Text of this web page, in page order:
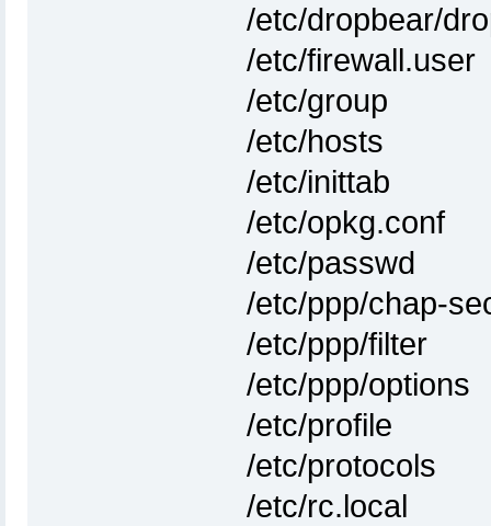
/etc/dropbear/
/etc/firewall.user
/etc/group
/etc/hosts
/etc/inittab
/etc/opkg.conf
/etc/passwd
/etc/ppp/chap-
/etc/ppp/filter
/etc/ppp/options
/etc/profile
/etc/protocols
/etc/rc.local